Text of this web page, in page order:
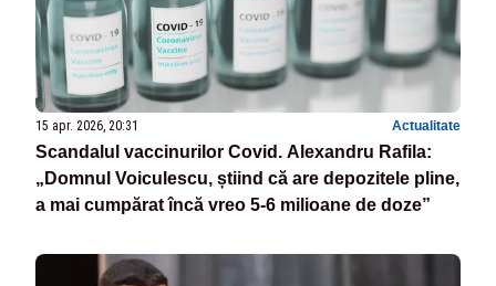
15 apr. 2026, 20:31 Actualitate
Scandalul vaccinurilor Covid. Alexandru Rafila:
„Domnul Voiculescu, știind că are depozitele pline,
a mai cumpărat încă vreo 5-6 milioane de doze”